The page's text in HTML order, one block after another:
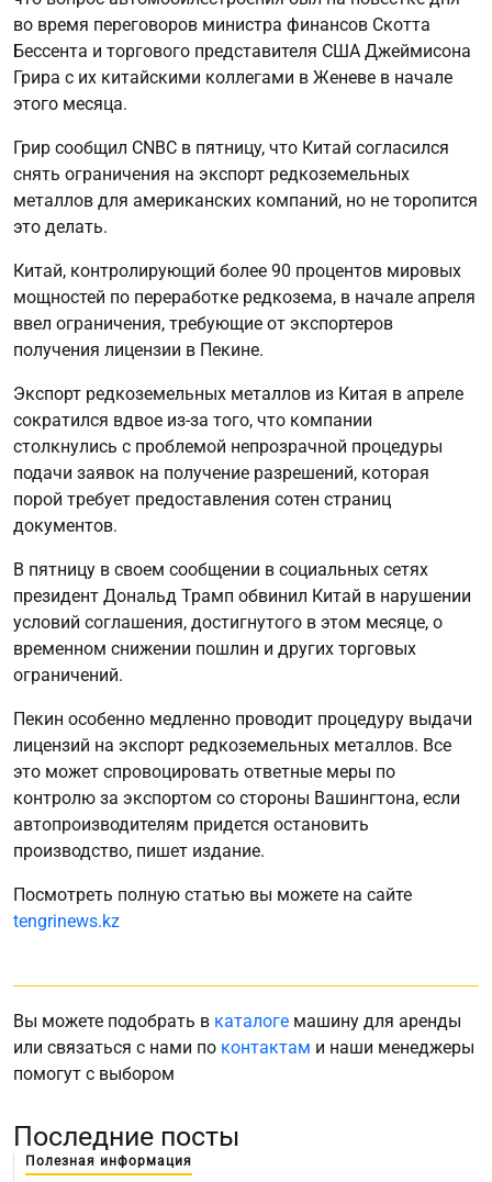
во время переговоров министра финансов Скотта
Бессента и торгового представителя США Джеймисона
Грира с их китайскими коллегами в Женеве в начале
этого месяца.
Грир сообщил CNBC в пятницу, что Китай согласился
снять ограничения на экспорт редкоземельных
металлов для американских компаний, но не торопится
это делать.
Китай, контролирующий более 90 процентов мировых
мощностей по переработке редкозема, в начале апреля
ввел ограничения, требующие от экспортеров
получения лицензии в Пекине.
Экспорт редкоземельных металлов из Китая в апреле
сократился вдвое из-за того, что компании
столкнулись с проблемой непрозрачной процедуры
подачи заявок на получение разрешений, которая
порой требует предоставления сотен страниц
документов.
В пятницу в своем сообщении в социальных сетях
президент Дональд Трамп обвинил Китай в нарушении
условий соглашения, достигнутого в этом месяце, о
временном снижении пошлин и других торговых
ограничений.
Пекин особенно медленно проводит процедуру выдачи
лицензий на экспорт редкоземельных металлов. Все
это может спровоцировать ответные меры по
контролю за экспортом со стороны Вашингтона, если
автопроизводителям придется остановить
производство, пишет издание.
Посмотреть полную статью вы можете на сайте
tengrinews.kz
Вы можете подобрать в каталоге машину для аренды
или связаться с нами по контактам и наши менеджеры
помогут с выбором
Последние посты
Полезная информация